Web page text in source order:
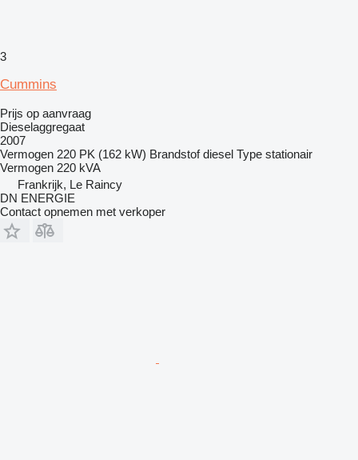
3
Cummins
Prijs op aanvraag
Dieselaggregaat
2007
Vermogen 220 PK (162 kW) Brandstof diesel Type stationair
Vermogen 220 kVA
Frankrijk, Le Raincy
DN ENERGIE
Contact opnemen met verkoper